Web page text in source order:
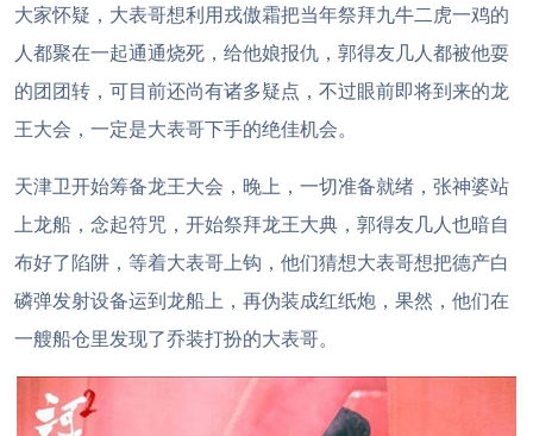
大家怀疑，大表哥想利用戎傲霜把当年祭拜九牛二虎一鸡的
人都聚在一起通通烧死，给他娘报仇，郭得友几人都被他耍
的团团转，可目前还尚有诸多疑点，不过眼前即将到来的龙
王大会，一定是大表哥下手的绝佳机会。
天津卫开始筹备龙王大会，晚上，一切准备就绪，张神婆站
上龙船，念起符咒，开始祭拜龙王大典，郭得友几人也暗自
布好了陷阱，等着大表哥上钩，他们猜想大表哥想把德产白
磷弹发射设备运到龙船上，再伪装成红纸炮，果然，他们在
一艘船仓里发现了乔装打扮的大表哥。